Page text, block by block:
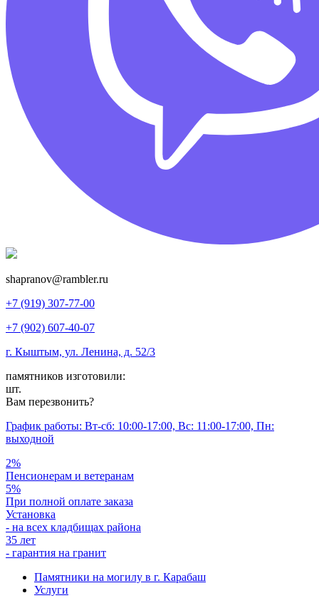
shapranov@rambler.ru
+7 (919) 307-77-00
+7 (902) 607-40-07
г. Кыштым, ул. Ленина, д. 52/3
памятников изготовили:
шт.
Вам перезвонить?
График работы: Вт-сб: 10:00-17:00, Вс: 11:00-17:00, Пн:
выходной
2%
Пенсионерам и ветеранам
5%
При полной оплате заказа
Установка
- на всех кладбищах района
35 лет
- гарантия на гранит
Памятники на могилу в г. Карабаш
Услуги